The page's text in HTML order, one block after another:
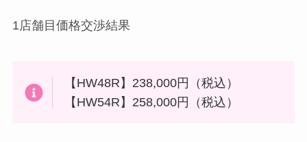
1店舗目価格交渉結果
【HW48R】238,000円（税込）
【HW54R】258,000円（税込）